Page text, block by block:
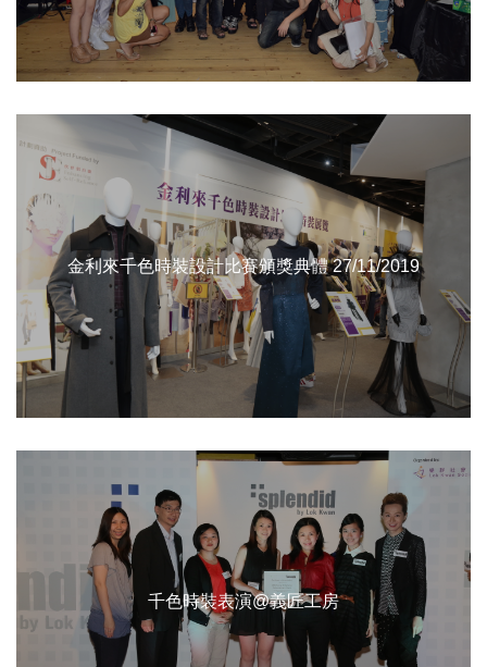
金利來千色時裝設計比賽頒獎典體 27/11/2019
千色時裝表演@義匠工房